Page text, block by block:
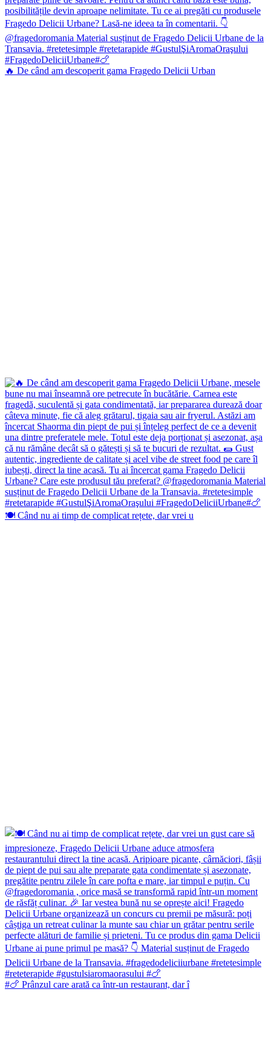
🔥 De când am descoperit gama Fragedo Delicii Urban
🍽️ Când nu ai timp de complicat rețete, dar vrei u
#🍗 Prânzul care arată ca într-un restaurant, dar î